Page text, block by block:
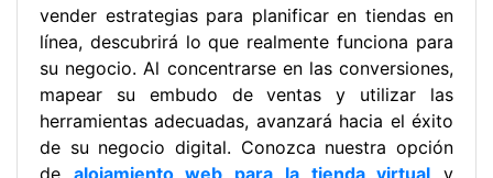
vender estrategias para planificar en tiendas en
línea, descubrirá lo que realmente funciona para
su negocio. Al concentrarse en las conversiones,
mapear su embudo de ventas y utilizar las
herramientas adecuadas, avanzará hacia el éxito
de su negocio digital. Conozca nuestra opción
de alojamiento web para la tienda virtual y